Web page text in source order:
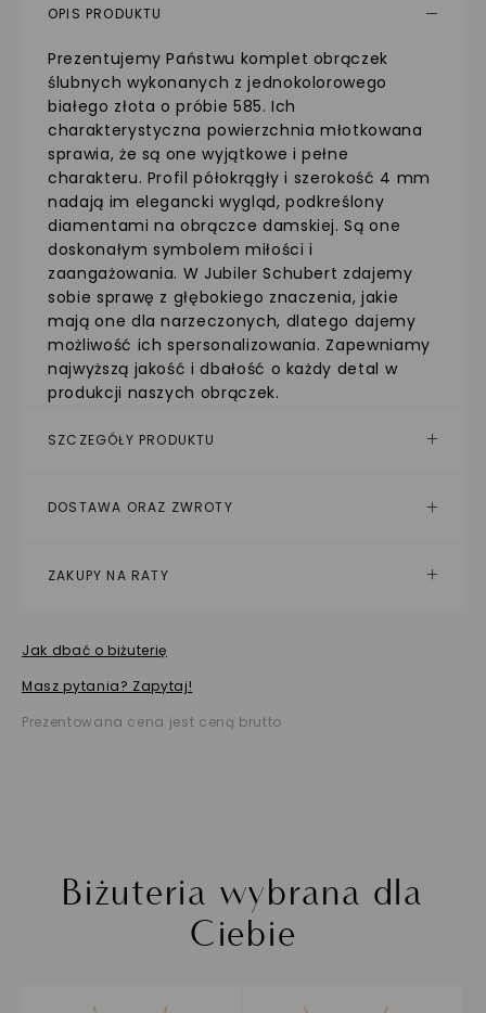
OPIS PRODUKTU
Prezentujemy Państwu komplet obrączek
ślubnych wykonanych z jednokolorowego
białego złota o próbie 585. Ich
charakterystyczna powierzchnia młotkowana
sprawia, że są one wyjątkowe i pełne
charakteru. Profil półokrągły i szerokość 4 mm
nadają im elegancki wygląd, podkreślony
diamentami na obrączce damskiej. Są one
doskonałym symbolem miłości i
zaangażowania. W Jubiler Schubert zdajemy
sobie sprawę z głębokiego znaczenia, jakie
mają one dla narzeczonych, dlatego dajemy
możliwość ich spersonalizowania. Zapewniamy
najwyższą jakość i dbałość o każdy detal w
produkcji naszych obrączek.
SZCZEGÓŁY PRODUKTU
DOSTAWA ORAZ ZWROTY
ZAKUPY NA RATY
Jak dbać o biżuterię
Masz pytania? Zapytaj!
Prezentowana cena jest ceną brutto
Biżuteria wybrana dla
Ciebie